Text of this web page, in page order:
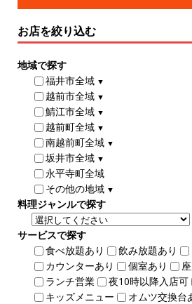
お店を絞り込む
地域で探す
福井市全域 ▼
越前市全域 ▼
鯖江市全域 ▼
越前町全域 ▼
南越前町全域 ▼
坂井市全域 ▼
永平寺町全域
その他の地域 ▼
料理ジャンルで探す
サービスで探す
食べ放題あり
飲み放題あり
カウンターあり
個室あり
ランチ営業
夜10時以降入店可
キッズメニュー
オムツ交換台